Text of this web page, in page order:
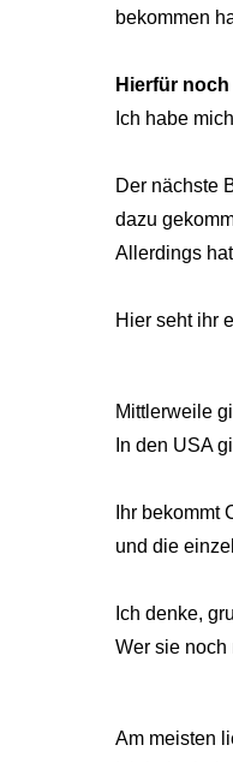
bekommen
Hierfür
Ich habe
Der nächste
dazu
Allerdings
Hier seht ihr
Mittlerweile
In den USA
Ihr
und die
Ich denke,
Wer sie noch
Am meisten